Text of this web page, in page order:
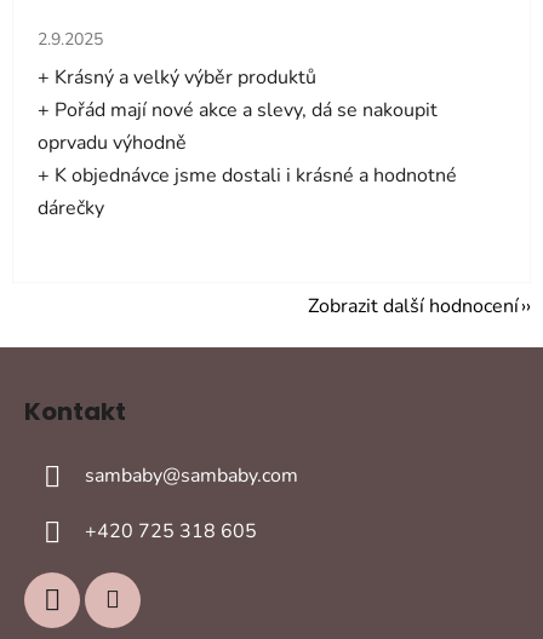
Hodnocení obchodu je 5 z 5 hvězdiček.
2.9.2025
+ Krásný a velký výběr produktů
+ Pořád mají nové akce a slevy, dá se nakoupit
oprvadu výhodně
+ K objednávce jsme dostali i krásné a hodnotné
dárečky
Zobrazit další hodnocení
Kontakt
sambaby@sambaby.com
+420 725 318 605